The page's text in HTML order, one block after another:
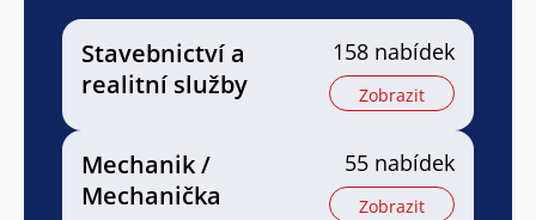
Stavebnictví a
realitní služby
158 nabídek
Zobrazit
Mechanik /
Mechanička
55 nabídek
Zobrazit